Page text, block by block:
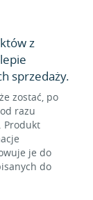
z
sprzedaży.
zostać, po
razu
Produkt
je do
do